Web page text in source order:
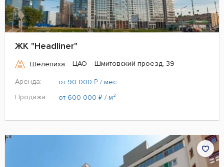
ЖК "Headliner"
Шелепиха ЦАО Шмитовский проезд, 39
Аренда: от 90 000 ₽ / мес.
Продажа:
от 600 000 ₽ / м²